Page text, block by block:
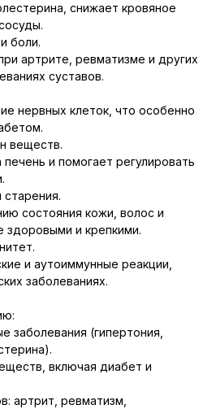
снижает кровяное
боли.
артрите, ревматизме и других
суставов.
нервных клеток, что особенно
веществ.
и помогает регулировать
состояния кожи, волос и
здоровыми и крепкими.
и аутоиммунные реакции,
заболеваниях.
заболевания (гипертония,
включая диабет и
артрит, ревматизм,